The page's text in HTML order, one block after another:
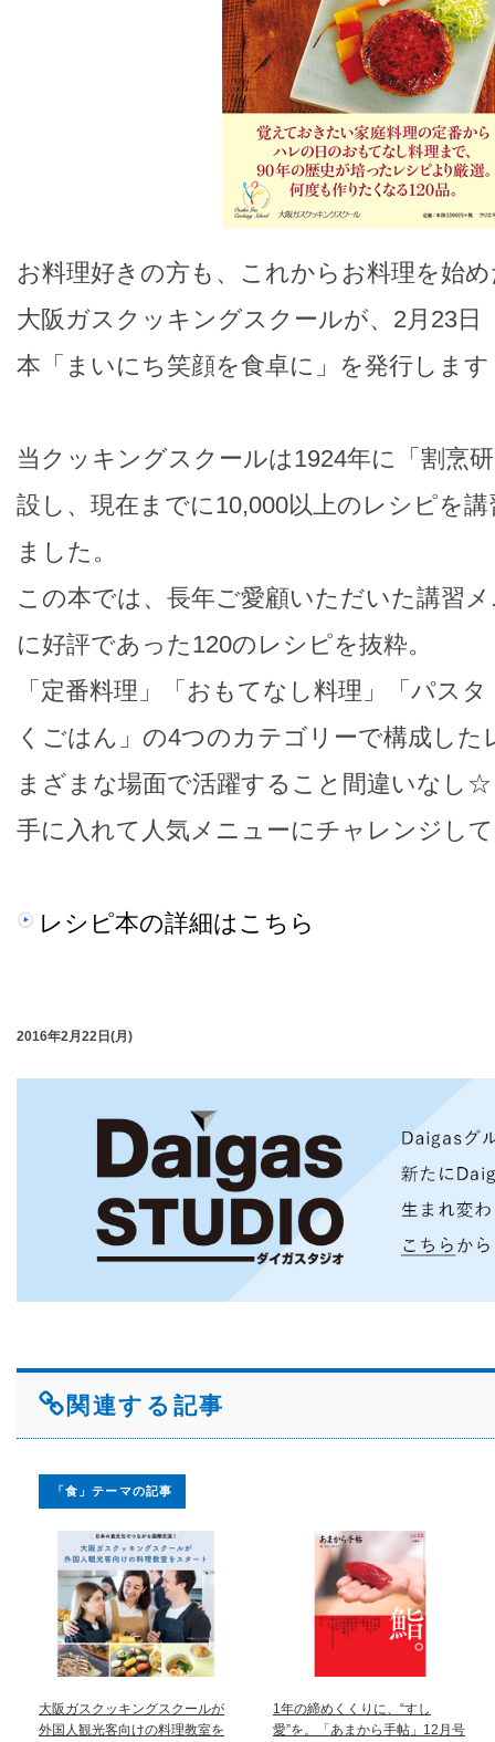
お料理好きの方も、これからお料理を始
大阪ガスクッキングスクールが、2月23日
本「まいにち笑顔を食卓に」を発行します
当クッキングスクールは1924年に「割烹
設し、現在までに10,000以上のレシピを
ました。
この本では、長年ご愛顧いただいた講習
に好評であった120のレシピを抜粋。
「定番料理」「おもてなし料理」「パス
くごはん」の4つのカテゴリーで構成した
まざまな場面で活躍すること間違いなし☆
手に入れて人気メニューにチャレンジし
レシピ本の詳細はこちら
2016年2月22日(月)
関連する記事
「食」テーマの記事
大阪ガスクッキングスクールが
外国人観光客向けの料理教室を
1年の締めくくりに、“すし
愛”を。「あまから手帖」12月号